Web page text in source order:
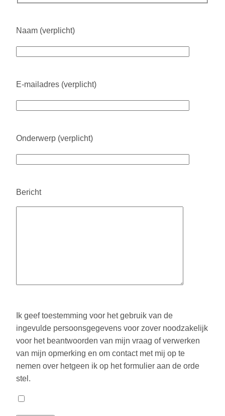
Naam (verplicht)
E-mailadres (verplicht)
Onderwerp (verplicht)
Bericht
Ik geef toestemming voor het gebruik van de
ingevulde persoonsgegevens voor zover noodzakelijk
voor het beantwoorden van mijn vraag of verwerken
van mijn opmerking en om contact met mij op te
nemen over hetgeen ik op het formulier aan de orde
stel.